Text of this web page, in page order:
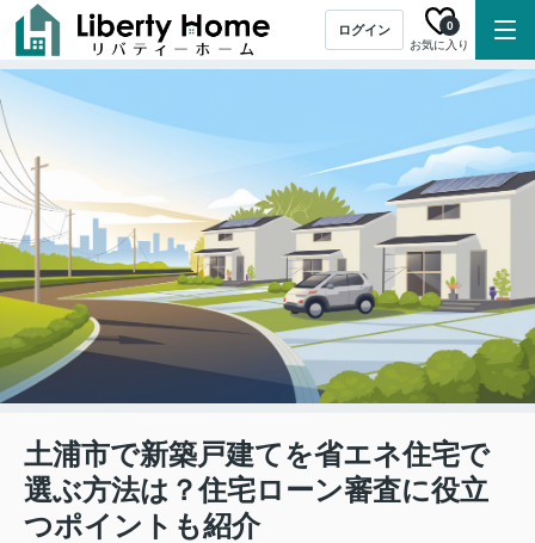
ログイン
お気に入り
0
土浦市で新築戸建てを省エネ住宅で
選ぶ方法は？住宅ローン審査に役立
つポイントも紹介